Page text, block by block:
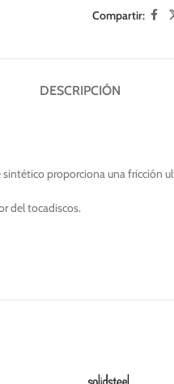
Compartir:
DESCRIPCIÓN
proporciona una fricción
del tocadiscos.